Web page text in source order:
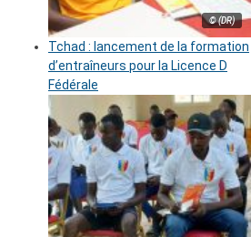
© (DR)
Tchad : lancement de la formation
d’entraîneurs pour la Licence D
Fédérale